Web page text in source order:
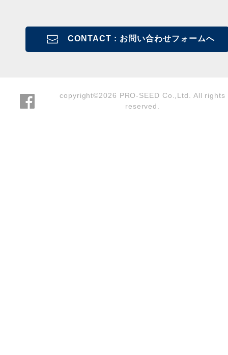
CONTACT : お問い合わせフォームへ
copyright©2026 PRO-SEED Co.,Ltd. All rights
reserved.